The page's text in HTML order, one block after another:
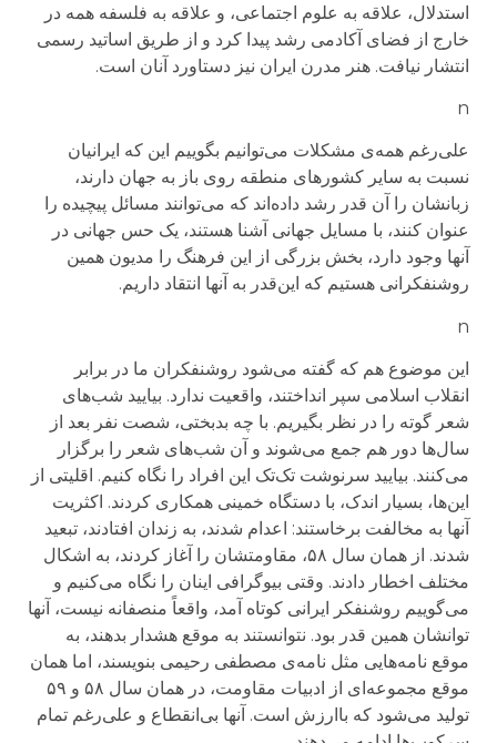
استدلال، علاقه به علوم اجتماعی، و علاقه به فلسفه همه در
خارج از فضای آکادمی رشد پیدا کرد و از طریق اساتید رسمی
انتشار نیافت. هنر مدرن ایران نیز دستاورد آنان است.
n
علی‌رغم همه‌ی مشکلات می‌توانیم بگوییم این که ایرانیان
نسبت به سایر کشورهای منطقه روی باز به جهان دارند،
زبانشان را آن قدر رشد داده‌اند که می‌توانند مسائل پیچیده را
عنوان کنند، با مسایل جهانی آشنا هستند، یک حس جهانی در
آنها وجود دارد، بخش بزرگی از این فرهنگ را مدیون همین
روشنفکرانی هستیم که این‌قدر به آنها انتقاد داریم.
n
این موضوع هم که گفته می‌شود روشنفکران ما در برابر
انقلاب اسلامی سپر انداختند، واقعیت ندارد. بیایید شب‌های
شعر گوته را در نظر بگیریم. با چه بدبختی، شصت نفر بعد از
سال‌ها دور هم جمع می‌شوند و آن شب‌های شعر را برگزار
می‌کنند. بیایید سرنوشت تک‌تک این افراد را نگاه کنیم. اقلیتی از
این‌ها، بسیار اندک، با دستگاه خمینی همکاری کردند. اکثریت
آنها به مخالفت برخاستند: اعدام شدند، به زندان افتادند، تبعید
شدند. از همان سال ۵۸، مقاومتشان را آغاز کردند، به اشکال
مختلف اخطار دادند. وقتی بیوگرافی اینان را نگاه می‌کنیم و
می‌گوییم روشنفکر ایرانی کوتاه آمد، واقعاً منصفانه نیست، آنها
توانشان همین قدر بود. نتوانستند به موقع هشدار بدهند، به
موقع نامه‌هایی مثل نامه‌ی مصطفی رحیمی بنویسند، اما همان
موقع مجموعه‌ای از ادبیات مقاومت، در همان سال ۵۸ و ۵۹
تولید می‌شود که باارزش است. آنها بی‌انقطاع و علی‌رغم تمام